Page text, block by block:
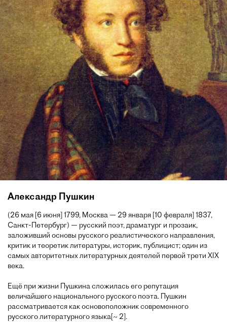
Александр Пушкин
(26 мая [6 июня] 1799, Москва — 29 января [10 февраля] 1837,
Санкт-Петербург) — русский поэт, драматург и прозаик,
заложивший основы русского реалистического направления,
критик и теоретик литературы, историк, публицист; один из
самых авторитетных литературных деятелей первой трети XIX
века.
Ещё при жизни Пушкина сложилась его репутация
величайшего национального русского поэта. Пушкин
рассматривается как основоположник современного
русского литературного языка[~ 2].